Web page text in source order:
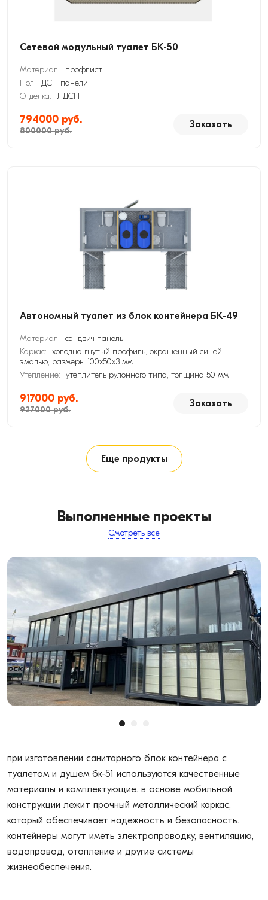
Сетевой модульный туалет БК-50
Материал:
профлист
Пол: ДСП панели
Отделка: ЛДСП
794000 руб.
800000 руб.
Заказать
Автономный туалет из блок контейнера БК-49
Материал: сэндвич панель
Каркас: холодно-гнутый профиль, окрашенный синей
эмалью, размеры 100х50х3 мм
Утепление: утеплитель рулонного типа, толщина 50 мм
917000 руб.
927000 руб.
Заказать
Еще продукты
Выполненные проекты
Смотреть все
при изготовлении санитарного блок контейнера с
туалетом и душем бк-51 используются качественные
материалы и комплектующие. в основе мобильной
конструкции лежит прочный металлический каркас,
который обеспечивает надежность и безопасность.
контейнеры могут иметь электропроводку, вентиляцию,
водопровод, отопление и другие системы
жизнеобеспечения.